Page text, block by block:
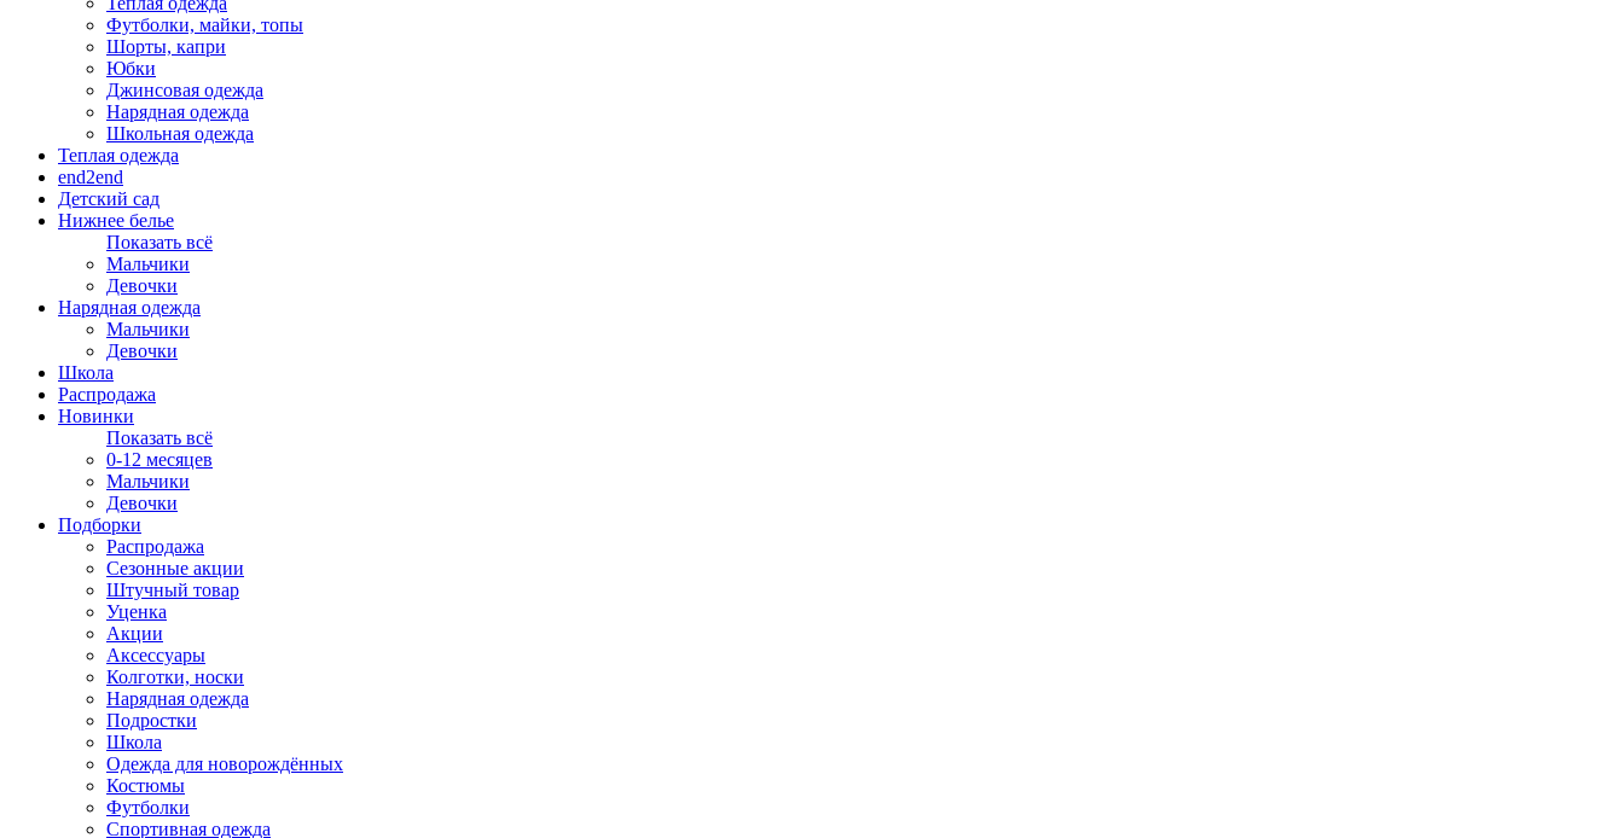
Футболки, майки, топы
Шорты, капри
Юбки
Джинсовая одежда
Нарядная одежда
Школьная одежда
Теплая одежда
end2end
Детский сад
Нижнее белье
Показать всё
Мальчики
Девочки
Нарядная одежда
Мальчики
Девочки
Школа
Распродажа
Новинки
Показать всё
0-12 месяцев
Мальчики
Девочки
Подборки
Распродажа
Сезонные акции
Штучный товар
Уценка
Акции
Аксессуары
Колготки, носки
Нарядная одежда
Подростки
Школа
Одежда для новорождённых
Костюмы
Футболки
Спортивная одежда